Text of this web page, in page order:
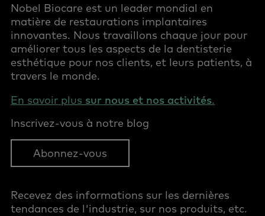
Nobel Biocare est un leader mondial en
matière de restaurations implantaires
innovantes. Nous travaillons chaque jour pour
améliorer tous les aspects de la dentisterie
esthétique pour nos clients, et leurs patients, à
travers le monde.
En savoir plus sur nous et nos activités.
Inscrivez-vous à notre blog
Abonnez-vous
Recevez des informations sur les dernières
tendances de l'industrie, sur nos produits, etc.